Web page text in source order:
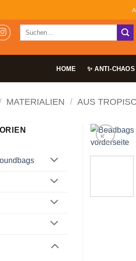
Suchen
HOME ✨ ANTI-CHAOS
MATERIALIEN / AUS